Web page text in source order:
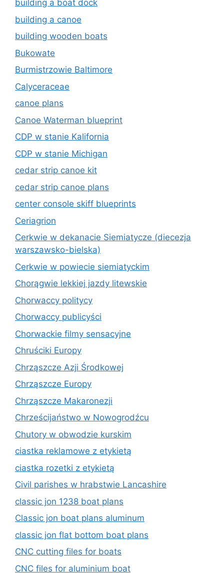
building a boat dock
building a canoe
building wooden boats
Bukowate
Burmistrzowie Baltimore
Calyceraceae
canoe plans
Canoe Waterman blueprint
CDP w stanie Kalifornia
CDP w stanie Michigan
cedar strip canoe kit
cedar strip canoe plans
center console skiff blueprints
Ceriagrion
Cerkwie w dekanacie Siemiatycze (diecezja
warszawsko-bielska)
Cerkwie w powiecie siemiatyckim
Chorągwie lekkiej jazdy litewskie
Chorwaccy politycy
Chorwaccy publicyści
Chorwackie filmy sensacyjne
Chruściki Europy
Chrząszcze Azji Środkowej
Chrząszcze Europy
Chrząszcze Makaronezji
Chrześcijaństwo w Nowogrodźcu
Chutory w obwodzie kurskim
ciastka reklamowe z etykietą
ciastka rozetki z etykietą
Civil parishes w hrabstwie Lancashire
classic jon 1238 boat plans
Classic jon boat plans aluminum
classic jon flat bottom boat plans
CNC cutting files for boats
CNC files for aluminium boat